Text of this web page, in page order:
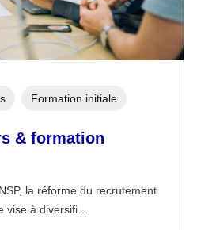
& formation
la réforme du recrutement
vise à diversifi…
Formation initiale